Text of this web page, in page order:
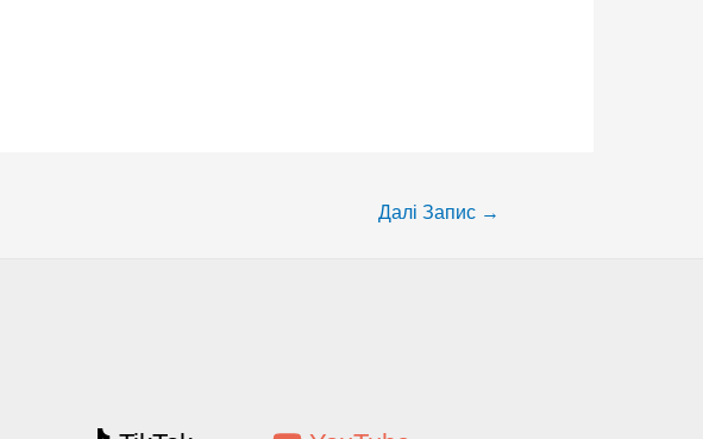
Далі Запис →